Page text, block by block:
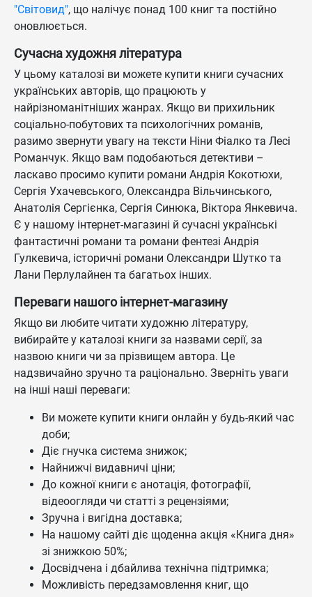
"Світовид", що налічує понад 100 книг та постійно
оновлюється.
Сучасна художня література
У цьому каталозі ви можете купити книги сучасних
українських авторів, що працюють у
найрізноманітніших жанрах. Якщо ви прихильник
соціально-побутових та психологічних романів,
разимо звернути увагу на тексти Ніни Фіалко та Лесі
Романчук. Якщо вам подобаються детективи –
ласкаво просимо купити романи Андрія Кокотюхи,
Сергія Ухачевського, Олександра Вільчинського,
Анатолія Сергієнка, Сергія Синюка, Віктора Янкевича.
Є у нашому інтернет-магазині й сучасні українські
фантастичні романи та романи фентезі Андрія
Гулкевича, історичні романи Олександри Шутко та
Лани Перлулайнен та багатьох інших.
Переваги нашого інтернет-магазину
Якщо ви любите читати художню літературу,
вибирайте у каталозі книги за назвами серії, за
назвою книги чи за прізвищем автора. Це
надзвичайно зручно та раціонально. Зверніть уваги
на інші наші переваги:
Ви можете купити книги онлайн у будь-який час
доби;
Діє гнучка система знижок;
Найнижчі видавничі ціни;
До кожної книги є анотація, фотографії,
відеоогляди чи статті з рецензіями;
Зручна і вигідна доставка;
На нашому сайті діє щоденна акція «Книга дня»
зі знижкою 50%;
Досвідчена і дбайлива технічна підтримка;
Можливість передзамовлення книг, що